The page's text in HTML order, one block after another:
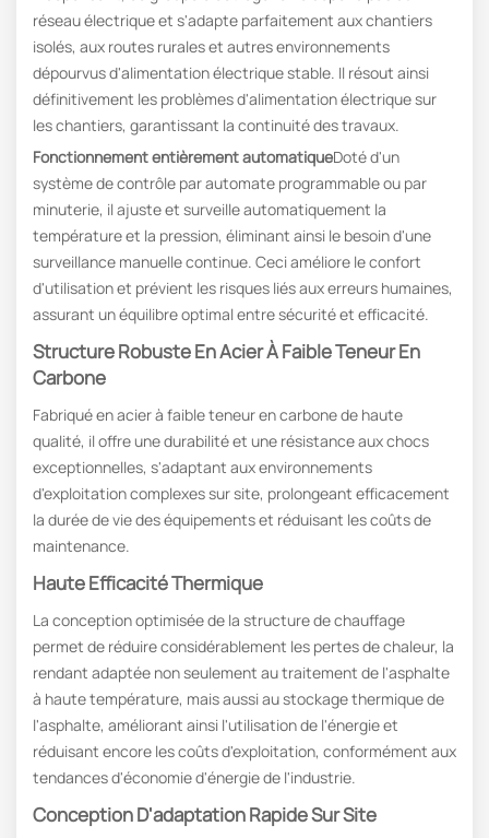
réseau électrique et s'adapte parfaitement aux chantiers
isolés, aux routes rurales et autres environnements
dépourvus d'alimentation électrique stable. Il résout ainsi
définitivement les problèmes d'alimentation électrique sur
les chantiers, garantissant la continuité des travaux.
Fonctionnement entièrement automatiqueDoté d'un
système de contrôle par automate programmable ou par
minuterie, il ajuste et surveille automatiquement la
température et la pression, éliminant ainsi le besoin d'une
surveillance manuelle continue. Ceci améliore le confort
d'utilisation et prévient les risques liés aux erreurs humaines,
assurant un équilibre optimal entre sécurité et efficacité.
Structure Robuste En Acier À Faible Teneur En
Carbone
Fabriqué en acier à faible teneur en carbone de haute
qualité, il offre une durabilité et une résistance aux chocs
exceptionnelles, s'adaptant aux environnements
d'exploitation complexes sur site, prolongeant efficacement
la durée de vie des équipements et réduisant les coûts de
maintenance.
Haute Efficacité Thermique
La conception optimisée de la structure de chauffage
permet de réduire considérablement les pertes de chaleur, la
rendant adaptée non seulement au traitement de l'asphalte
à haute température, mais aussi au stockage thermique de
l'asphalte, améliorant ainsi l'utilisation de l'énergie et
réduisant encore les coûts d'exploitation, conformément aux
tendances d'économie d'énergie de l'industrie.
Conception D'adaptation Rapide Sur Site